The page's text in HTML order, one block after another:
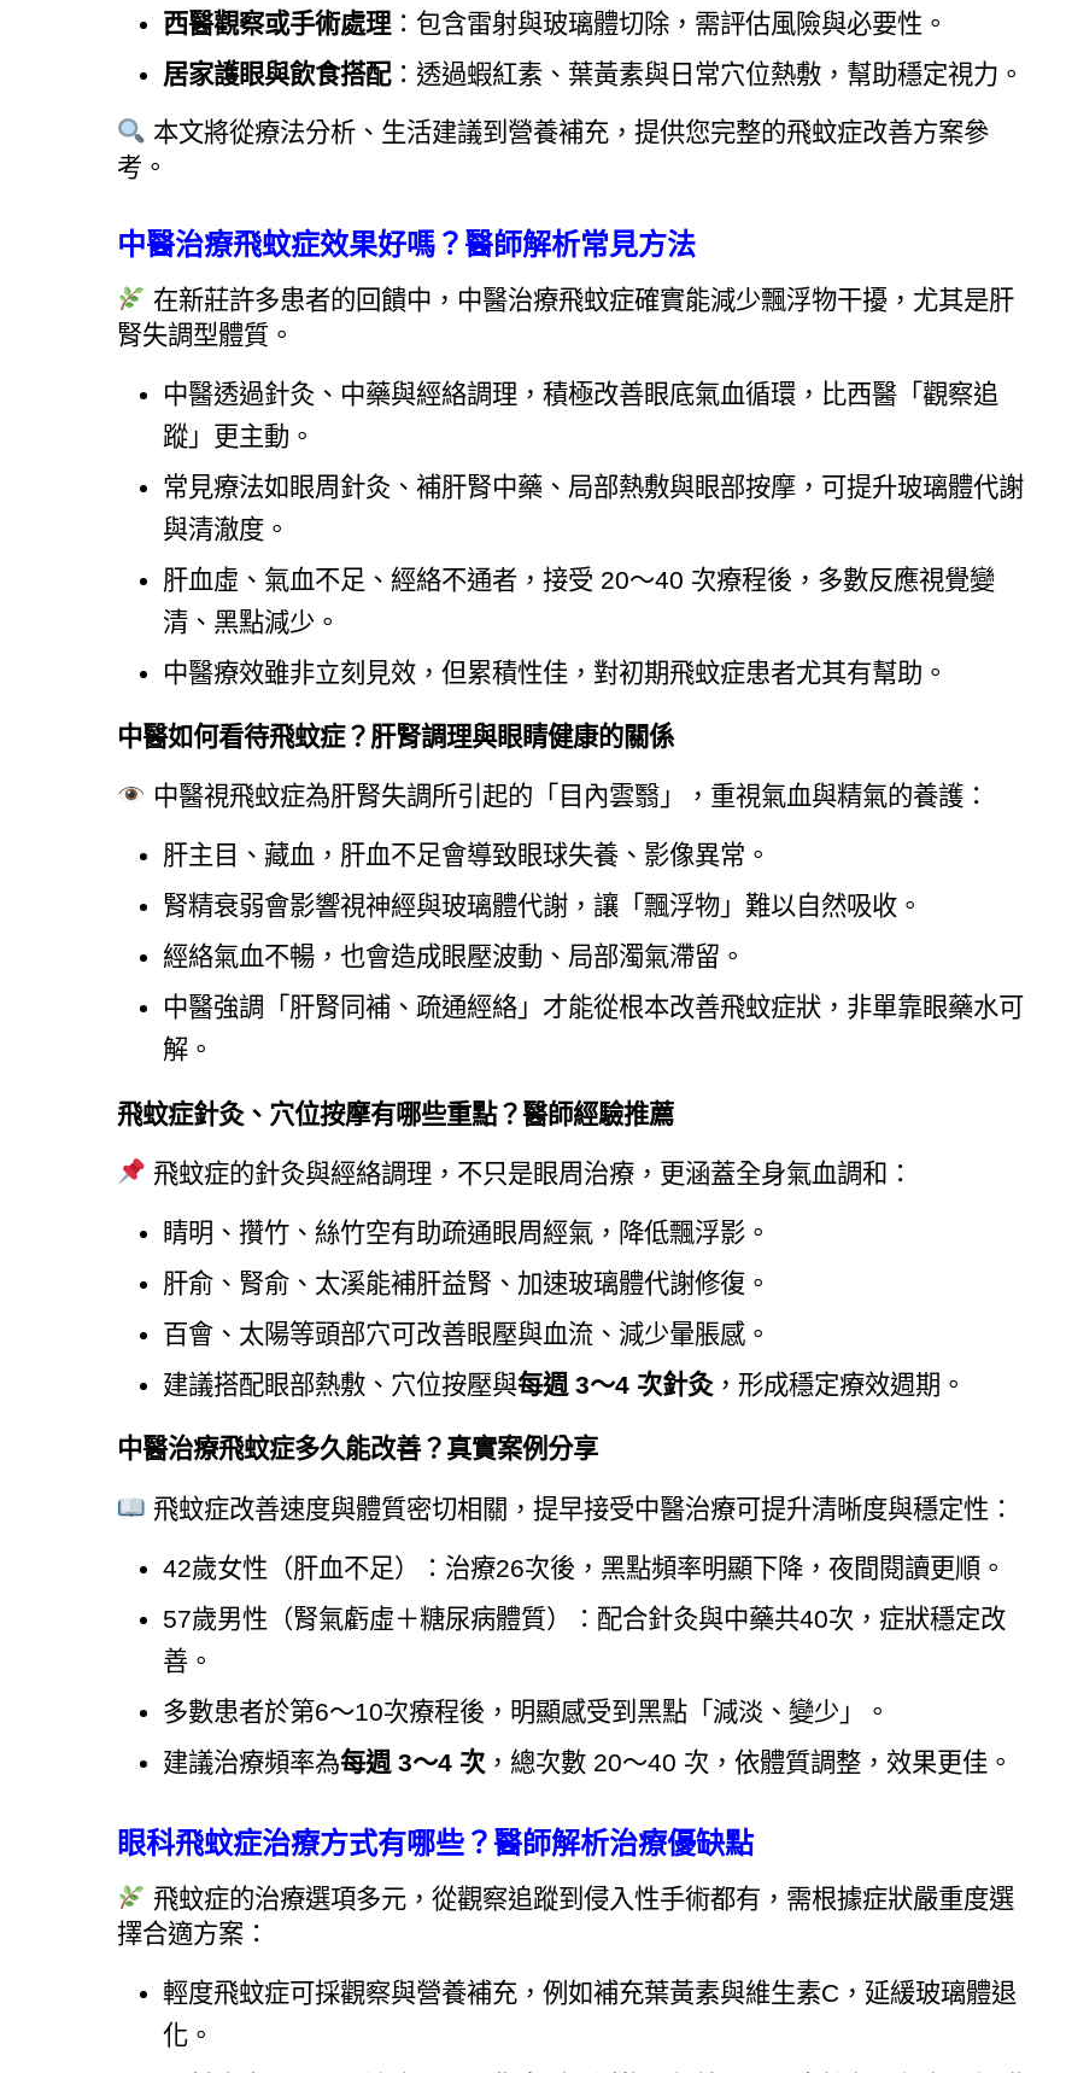
西醫觀察或手術處理：包含雷射與玻璃體切除，需評估風險與必要性。
居家護眼與飲食搭配：透過蝦紅素、葉黃素與日常穴位熱敷，幫助穩定視力。
本文將從療法分析、生活建議到營養補充，提供您完整的飛蚊症改善方案參
考。
中醫治療飛蚊症效果好嗎？醫師解析常見方法
在新莊許多患者的回饋中，中醫治療飛蚊症確實能減少飄浮物干擾，尤其是肝
腎失調型體質。
中醫透過針灸、中藥與經絡調理，積極改善眼底氣血循環，比西醫「觀察追
蹤」更主動。
常見療法如眼周針灸、補肝腎中藥、局部熱敷與眼部按摩，可提升玻璃體代謝
與清澈度。
肝血虛、氣血不足、經絡不通者，接受 20～40 次療程後，多數反應視覺變
清、黑點減少。
中醫療效雖非立刻見效，但累積性佳，對初期飛蚊症患者尤其有幫助。
中醫如何看待飛蚊症？肝腎調理與眼睛健康的關係
中醫視飛蚊症為肝腎失調所引起的「目內雲翳」，重視氣血與精氣的養護：
肝主目、藏血，肝血不足會導致眼球失養、影像異常。
腎精衰弱會影響視神經與玻璃體代謝，讓「飄浮物」難以自然吸收。
經絡氣血不暢，也會造成眼壓波動、局部濁氣滯留。
中醫強調「肝腎同補、疏通經絡」才能從根本改善飛蚊症狀，非單靠眼藥水可
解。
飛蚊症針灸、穴位按摩有哪些重點？醫師經驗推薦
飛蚊症的針灸與經絡調理，不只是眼周治療，更涵蓋全身氣血調和：
睛明、攢竹、絲竹空有助疏通眼周經氣，降低飄浮影。
肝俞、腎俞、太溪能補肝益腎、加速玻璃體代謝修復。
百會、太陽等頭部穴可改善眼壓與血流、減少暈脹感。
建議搭配眼部熱敷、穴位按壓與每週 3～4 次針灸，形成穩定療效週期。
中醫治療飛蚊症多久能改善？真實案例分享
飛蚊症改善速度與體質密切相關，提早接受中醫治療可提升清晰度與穩定性：
42歲女性（肝血不足）：治療26次後，黑點頻率明顯下降，夜間閱讀更順。
57歲男性（腎氣虧虛＋糖尿病體質）：配合針灸與中藥共40次，症狀穩定改
善。
多數患者於第6～10次療程後，明顯感受到黑點「減淡、變少」。
建議治療頻率為每週 3～4 次，總次數 20～40 次，依體質調整，效果更佳。
眼科飛蚊症治療方式有哪些？醫師解析治療優缺點
飛蚊症的治療選項多元，從觀察追蹤到侵入性手術都有，需根據症狀嚴重度選
擇合適方案：
輕度飛蚊症可採觀察與營養補充，例如補充葉黃素與維生素C，延緩玻璃體退
化。